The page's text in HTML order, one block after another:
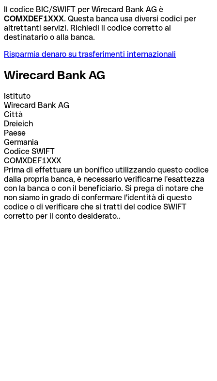
Il codice BIC/SWIFT per Wirecard Bank AG è
COMXDEF1XXX. Questa banca usa diversi codici per
altrettanti servizi. Richiedi il codice corretto al
destinatario o alla banca.
Risparmia denaro su trasferimenti internazionali
Wirecard Bank AG
Istituto
Wirecard Bank AG
Città
Dreieich
Paese
Germania
Codice SWIFT
COMXDEF1XXX
Prima di effettuare un bonifico utilizzando questo codice
dalla propria banca, è necessario verificarne l'esattezza
con la banca o con il beneficiario. Si prega di notare che
non siamo in grado di confermare l'identità di questo
codice o di verificare che si tratti del codice SWIFT
corretto per il conto desiderato..